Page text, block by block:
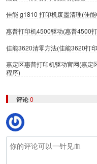
佳能 g1810 打印机废墨清理(佳
惠普打印机4500驱动(惠普4500
佳能3620清零方法(佳能3620打
嘉定区惠普打印机驱动官网(嘉定
程序)
评论0